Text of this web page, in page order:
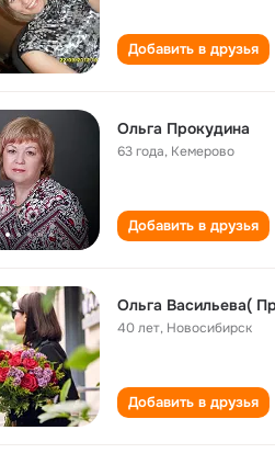
Добавить в друзья
Ольга Прокудина
63 года, Кемерово
Добавить в друзья
Ольга Васильева(
40 лет, Новосибирск
Добавить в друзья